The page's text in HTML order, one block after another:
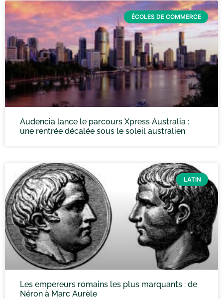
ÉCOLES DE COMMERCE
Audencia lance le parcours Xpress Australia :
une rentrée décalée sous le soleil australien
LATIN
Les empereurs romains les plus marquants : de
Néron à Marc Aurèle